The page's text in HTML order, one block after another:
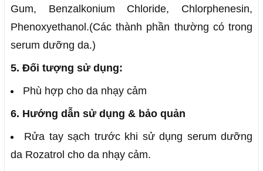
Gum, Benzalkonium Chloride, Chlorphenesin,
Phenoxyethanol.(Các thành phần thường có trong
serum dưỡng da.)
5. Đối tượng sử dụng:
Phù hợp cho da nhạy cảm
6. Hướng dẫn sử dụng & bảo quản
Rửa tay sạch trước khi sử dụng serum dưỡng
da Rozatrol cho da nhạy cảm.